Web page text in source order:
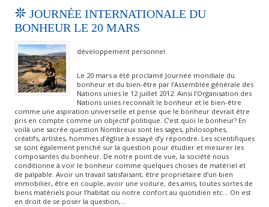
JOURNÉE INTERNATIONALE DU
BONHEUR LE 20 MARS
développement personnel
Le 20 mars a été proclamé Journée mondiale du
bonheur et du bien-être par l’Assemblée générale des
Nations unies le 12 juillet 2012. Ainsi l’Organisation des
Nations unies reconnaît le bonheur et le bien-être
comme une aspiration universelle et pense que le bonheur devrait être
pris en compte comme un objectif politique. C’est quoi le bonheur? En
voilà une sacrée question Nombreux sont les sages, philosophes,
créatifs, artistes, hommes d’église à essayé d’y répondre. Les scientifiques
se sont également penché sur la question pour étudier et mesurer les
composantes du bonheur. De notre point de vue, la société nous
conditionne à voir le bonheur comme quelques choses de matériel et
de palpable. Avoir un travail satisfaisant, être propriétaire d’un bien
immobilier, être en couple, avoir une voiture, des amis, toutes sortes de
biens matériels pour l’habitat ou notre confort au quotidien etc… On est
en droit de se poser la question,…